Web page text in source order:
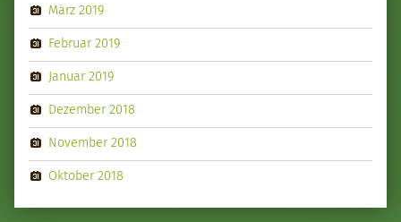
März 2019
Februar 2019
Januar 2019
Dezember 2018
November 2018
Oktober 2018